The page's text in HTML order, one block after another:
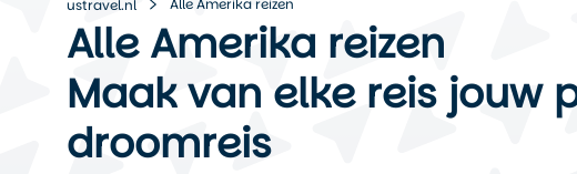
ustravel.nl Alle Amerika reizen
Alle Amerika reizen
Maak van elke reis jouw
droomreis